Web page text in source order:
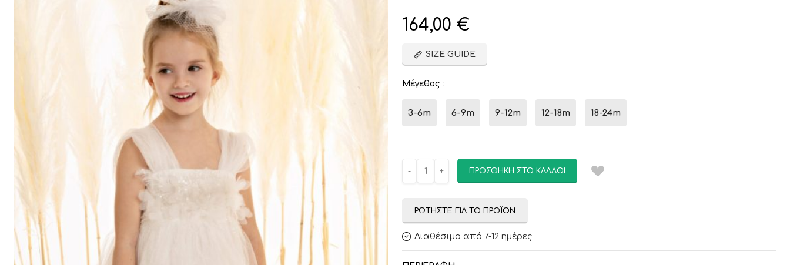
164,00 €
SIZE GUIDE
Μέγεθος
3-6m 6-9m 9-12m 12-18m 18-24m
ΠΡΟΣΘΉΚΗ ΣΤΟ ΚΑΛΆΘΙ
ΡΩΤΉΣΤΕ ΓΙΑ ΤΟ ΠΡΟΪΌΝ
Διαθέσιμο από 7-12 ημέρες